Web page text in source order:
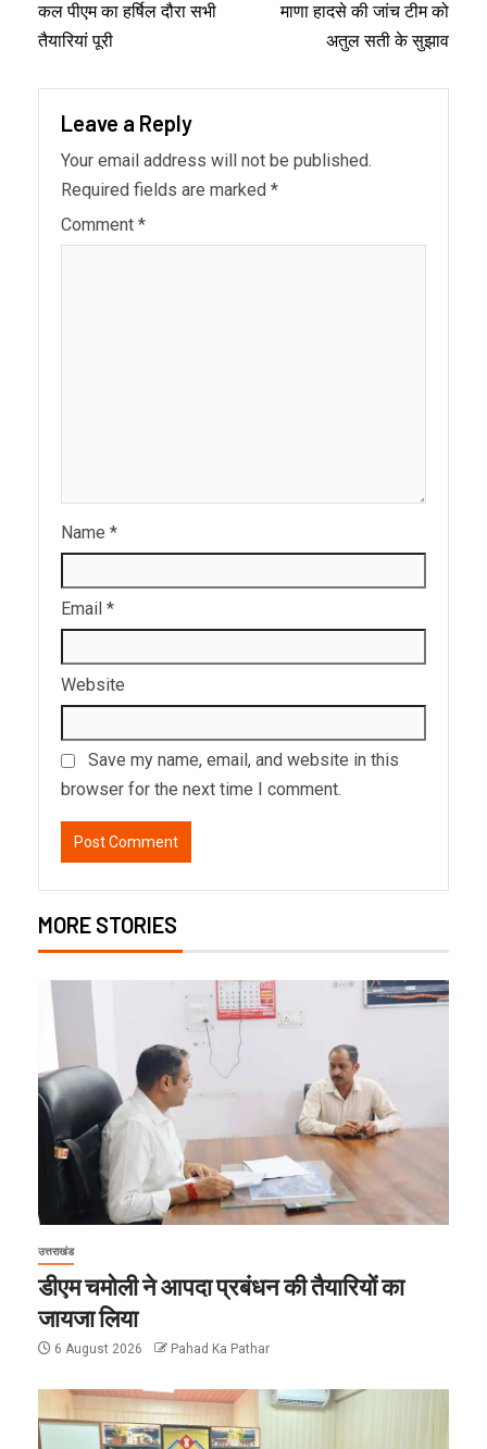
कल पीएम का हर्षिल दौरा सभी
तैयारियां पूरी
माणा हादसे की जांच टीम को
अतुल सती के सुझाव
Leave a Reply
Your email address will not be published.
Required fields are marked *
Comment *
Name *
Email *
Website
Save my name, email, and website in this
browser for the next time I comment.
MORE STORIES
उत्तराखंड
डीएम चमोली ने आपदा प्रबंधन की तैयारियों का
जायजा लिया
6 August 2026 Pahad Ka Pathar